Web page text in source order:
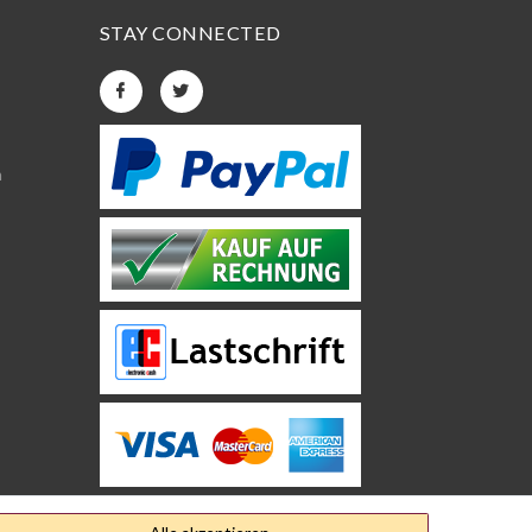
STAY CONNECTED